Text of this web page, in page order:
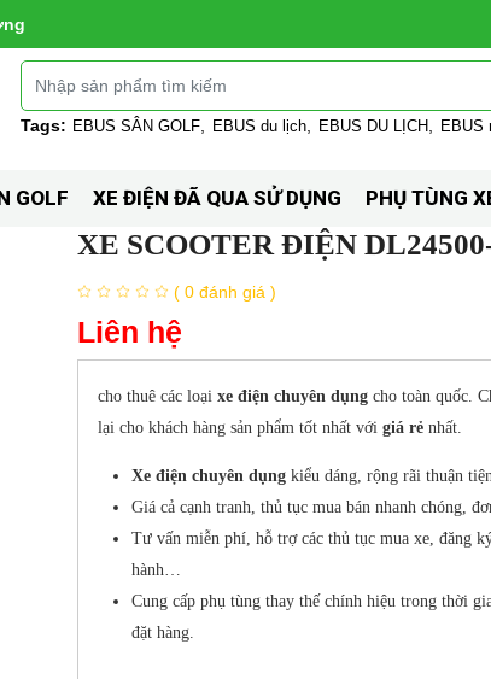
Tags: EBUS SÂN GOLF EBUS du lịch EBUS DU LỊCH EBUS
GOLF XE ĐIỆN ĐÃ QUA SỬ DỤNG PHỤ TÙNG
XE SCOOTER ĐIỆN
( 0 đánh giá )
Liên hệ
cho thuê các loại xe điện chuyên dụng cho toàn quốc.
lại cho khách hàng sản phẩm tốt nhất với giá rẻnhất.
Xe điện chuyên dụngkiểu dáng, rộng rãi thuận
Giá cả cạnh tranh, thủ tục mua bán nhanh chóng,
Tư vấn miễn phí, hỗ trợ các thủ tục mua xe, đăng
hành…
Cung cấp phụ tùng thay thế chính hiệu trong thời
đặt hàng.